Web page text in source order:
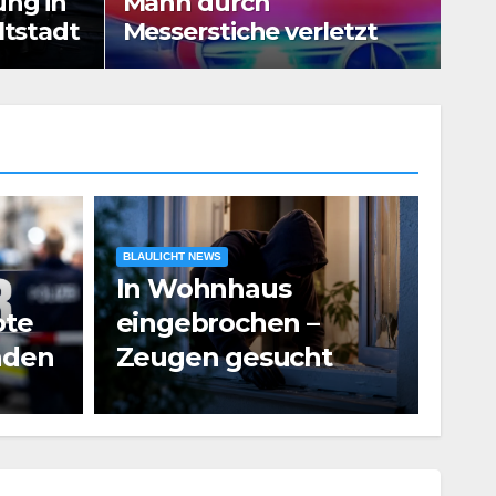
verletzt
Messerstiche verletzt
BLAULICHT NEWS
In Wohnhaus
eingebrochen –
Zeugen gesucht